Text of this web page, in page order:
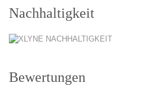
Nachhaltigkeit
Bewertungen